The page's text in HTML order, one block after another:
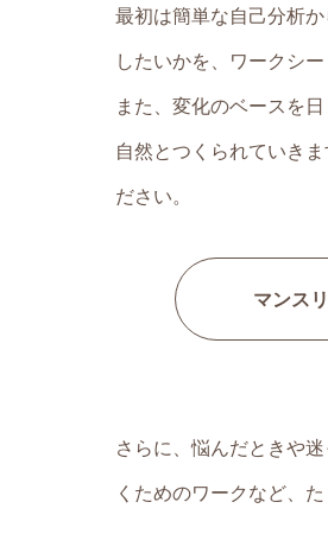
最初は簡単な自己分析
したいかを、ワークシ
また、変化のベースを
自然とつくられていき
ださい。
マンス
さらに、悩んだときや
くためのワークなど、